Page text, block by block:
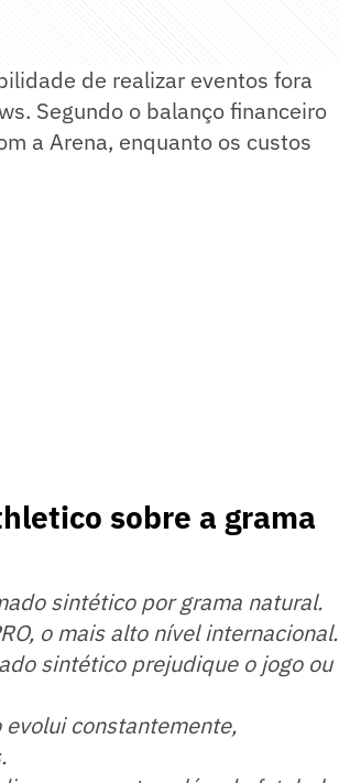
de realizar eventos fora
Segundo o balanço financeiro
a Arena, enquanto os custos
sobre a grama
sintético por grama natural.
o mais alto nível internacional.
sintético prejudique o jogo ou
constantemente,